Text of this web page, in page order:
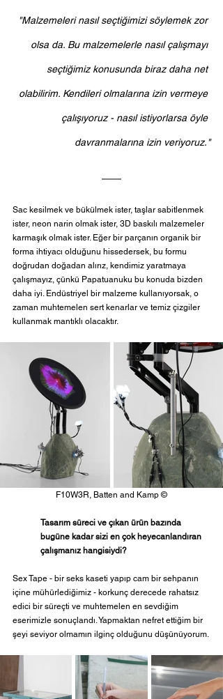
"Malzemeleri nasıl seçtiğimizi söylemek zor
olsa da. Bu malzemelerle nasıl çalışmayı
seçtiğimiz konusunda biraz daha net
olabilirim. Kendileri olmalarına izin vermeye
çalışıyoruz - nasıl istiyorlarsa öyle
davranmalarına izin veriyoruz."
Sac kesilmek ve bükülmek ister, taşlar sabitlenmek
ister, neon narin olmak ister, 3D baskılı malzemeler
karmaşık olmak ister. Eğer bir parçanın organik bir
forma ihtiyacı olduğunu hissedersek, bu formu
doğrudan doğadan alırız, kendimiz yaratmaya
çalışmayız, çünkü Papatuanuku bu konuda bizden
daha iyi. Endüstriyel bir malzeme kullanıyorsak, o
zaman muhtemelen sert kenarlar ve temiz çizgiler
kullanmak mantıklı olacaktır.
F10W3R, Batten and Kamp ©
Tasarım süreci ve çıkan ürün bazında
bugüne kadar sizi en çok heyecanlandıran
çalışmanız hangisiydi?
Sex Tape - bir seks kaseti yapıp cam bir sehpanın
içine mühürlediğimiz - korkunç derecede rahatsız
edici bir süreçti ve muhtemelen en sevdiğim
eserimizle sonuçlandı. Yapmaktan nefret ettiğim bir
şeyi seviyor olmamın ilginç olduğunu düşünüyorum.